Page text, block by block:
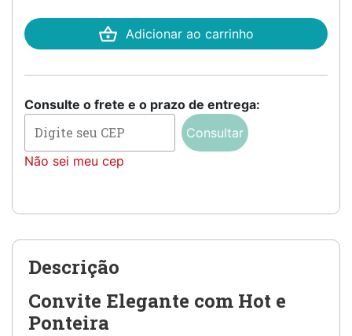
Adicionar ao carrinho
Consulte o frete e o prazo de entrega:
Consultar
Não sei meu cep
Descrição
Convite Elegante com Hot e
Ponteira